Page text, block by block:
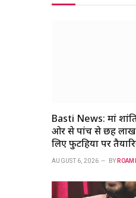
Basti News: मां
ओर से पांच से छह लाख
लिए फुटहिया पर
AUGUST 6, 2026 BY